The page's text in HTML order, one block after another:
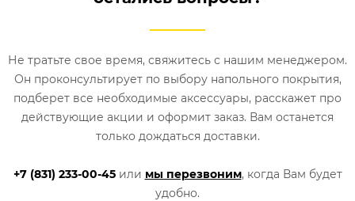
Не тратьте свое время, свяжитесь с нашим менеджером.
Он проконсультирует по выбору напольного покрытия,
подберет все необходимые аксессуары, расскажет про
действующие акции и оформит заказ. Вам останется
только дождаться доставки.
+7 (831) 233-00-45или мы перезвоним, когда Вам будет
удобно.